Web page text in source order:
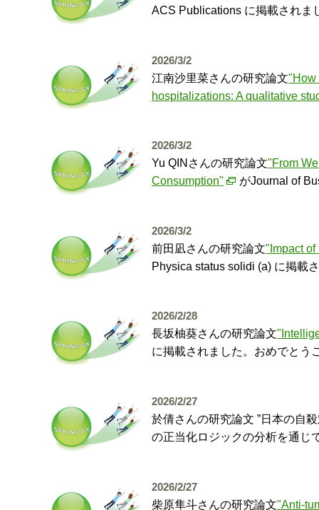
ACS Publications に掲載されま
2026/3/2
江南沙里菜さんの研究論文"How
hospitalizations: A qualitative
2026/3/2
Yu QINさんの研究論文"From
Consumption"
がJournal of
2026/3/2
前田凪さんの研究論文"Impact
Physica status solidi (a) に掲載
2026/2/28
長坂柚葵さんの研究論文
に掲載されました。おめでとう
2026/2/27
於倩さんの研究論文 ”日本の自
の正当化ロジックの分析を通じ
2026/2/27
柴原隼斗さんの研究論文"Anti-